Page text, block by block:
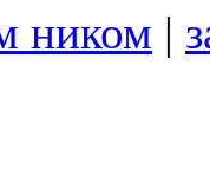
ником |